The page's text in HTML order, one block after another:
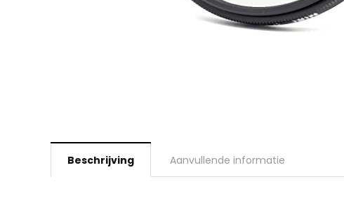
Beschrijving Aanvullende informatie